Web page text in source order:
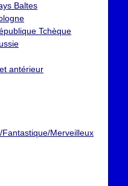
Baltes
Tchèque
antérieur
Merveilleux